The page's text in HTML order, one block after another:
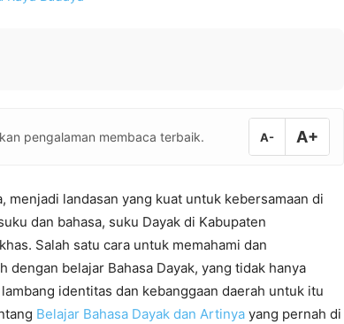
pengalaman membaca terbaik. A- A+
menjadi landasan yang kuat untuk kebersamaan di
dan bahasa, suku Dayak di Kabupaten
Salah satu cara untuk memahami dan
dengan belajar Bahasa Dayak, yang tidak hanya
identitas dan kebanggaan daerah untuk itu
Belajar Bahasa Dayak dan Artinya yang pernah di